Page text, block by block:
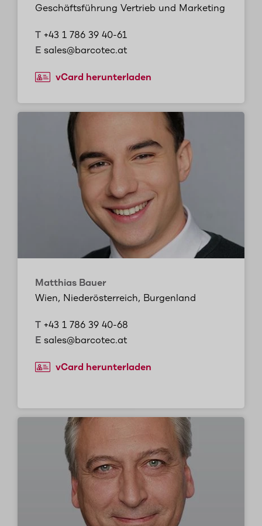
Geschäftsführung Vertrieb und Marketing
T +43 1 786 39 40-61
E sales@barcotec.at
vCard herunterladen
Matthias Bauer
Wien, Niederösterreich, Burgenland
T +43 1 786 39 40-68
E sales@barcotec.at
vCard herunterladen